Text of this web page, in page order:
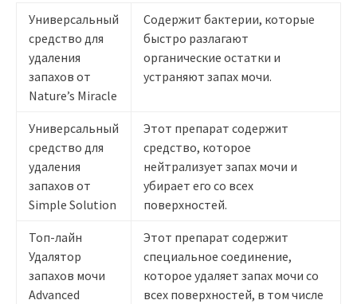
Универсальный
средство для
удаления
запахов от
Nature’s Miracle
Содержит бактерии, которые
быстро разлагают
органические остатки и
устраняют запах мочи.
Универсальный
средство для
удаления
запахов от
Simple Solution
Этот препарат содержит
средство, которое
нейтрализует запах мочи и
убирает его со всех
поверхностей.
Топ-лайн
Удалятор
запахов мочи
Advanced
Этот препарат содержит
специальное соединение,
которое удаляет запах мочи со
всех поверхностей, в том числе